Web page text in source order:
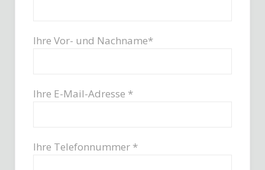
Ihre Vor- und Nachname*
Ihre E-Mail-Adresse *
Ihre Telefonnummer *